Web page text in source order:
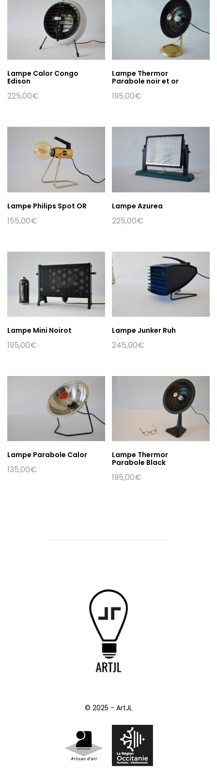
Lampe Calor Congo
Edison
225,00€
Lampe Thermor
Parabole noir et or
195,00€
Lampe Philips Spot OR
155,00€
Lampe Azurea
225,00€
Lampe Mini Noirot
195,00€
Lampe Junker Ruh
245,00€
Lampe Parabole Calor
135,00€
Lampe Thermor
Parabole Black
195,00€
© 2025 - ArtJL